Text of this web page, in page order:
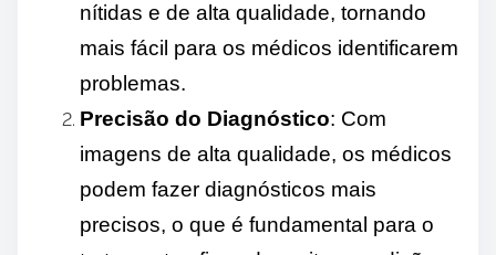
nítidas e de alta qualidade, tornando
mais fácil para os médicos identificarem
problemas.
Precisão do Diagnóstico: Com
imagens de alta qualidade, os médicos
podem fazer diagnósticos mais
precisos, o que é fundamental para o